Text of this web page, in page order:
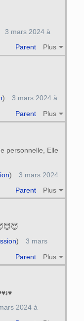
Parent Plus
3 mars 2024 à
Parent Plus
)
3 mars 2024 à
personnelle, Elle
Parent Plus
)
3 mars 2024
Parent Plus
)
3 mars
៛♥
2024 à